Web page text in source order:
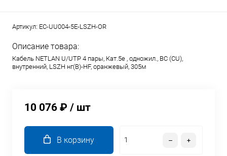
Артикул: EC-UU004-5E-LSZH-OR
Описание товара:
Кабель NETLAN U/UTP 4 пары, Кат.5e , одножил., BC (CU),
внутренний, LSZH нг(B)-HF, оранжевый, 305м
10 076 ₽ / шт
В корзину